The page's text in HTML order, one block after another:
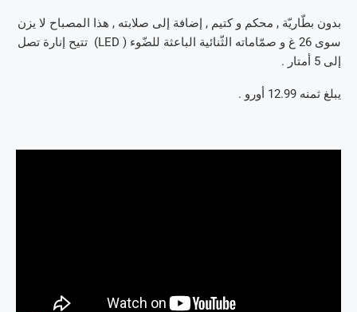
بدون بطّاريّة , محكم و كتيم , إضافة إلى صلابته , هذا المصباح لا يزن
سوى 26 غ و صمّاماته الثّنائية الباعثة للضّوء ( LED) تتيح إنارة تصل
إلى 5 أمتار .
يبلغ ثمنه 12.99 أورو .